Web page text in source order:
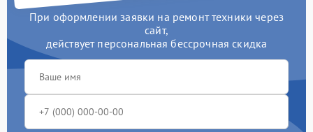
При оформлении заявки на ремонт техники через
сайт,
действует персональная бессрочная скидка